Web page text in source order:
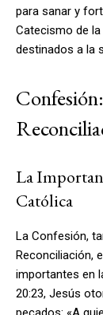
para sanar y
Catecismo de
destinados a la
La
Católica
La Confesión,
Reconciliación,
importantes en
20:23, Jesús